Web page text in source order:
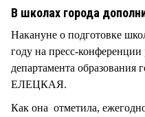
В школах города
Накануне о подготовке
году на пресс-конференции
департамента
ЕЛЕЦКАЯ.
Как она отметила,